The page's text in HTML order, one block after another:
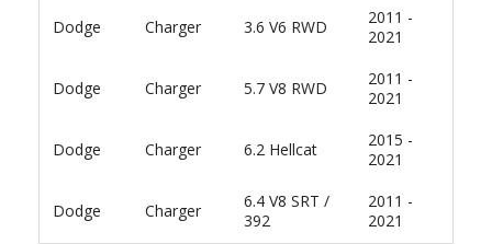
Dodge Charger 3.6 V6 RWD
2011 -
2021
Dodge Charger 5.7 V8 RWD
2011 -
2021
Dodge Charger 6.2 Hellcat
2015 -
2021
Dodge Charger
6.4 V8 SRT /
392
2011 -
2021